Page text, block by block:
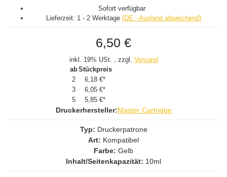
Sofort verfügbar
Lieferzeit: 1 - 2 Werktage (DE - Ausland abweichend)
6,50 €
inkl. 19% USt. , zzgl. Versand
abStückpreis
2
6,18 €*
3
6,05 €*
5
5,85 €*
Druckerhersteller:Master Cartridge
Typ: Druckerpatrone
Art: Kompatibel
Farbe: Gelb
Inhalt/Seitenkapazität: 10ml